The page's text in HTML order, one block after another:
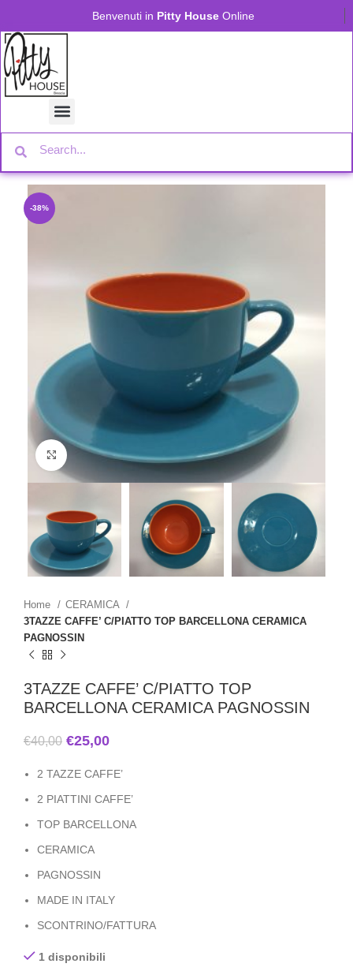
Benvenuti in Pitty House Online
-38%
Click to enlarge
Home
CERAMICA
3TAZZE CAFFE’ C/PIATTO TOP BARCELLONA CERAMICA
PAGNOSSIN
3TAZZE CAFFE’ C/PIATTO TOP
BARCELLONA CERAMICA PAGNOSSIN
€40,00 €25,00
2 TAZZE CAFFE’
2 PIATTINI CAFFE’
TOP BARCELLONA
CERAMICA
PAGNOSSIN
MADE IN ITALY
SCONTRINO/FATTURA
1 disponibili